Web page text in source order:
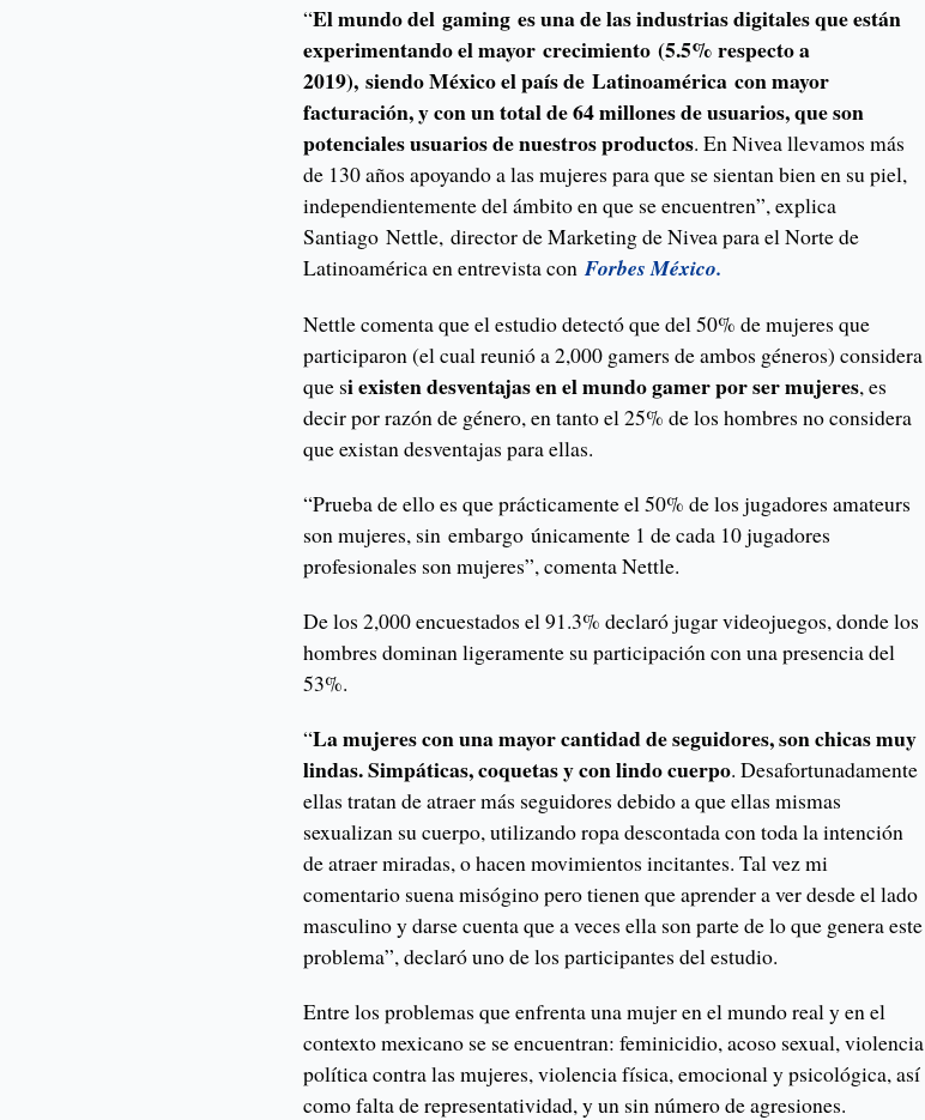
“El mundo del gaming es una de las industrias digitales que están
experimentando el mayor crecimiento (5.5% respecto a
2019), siendo México el país de Latinoamérica con mayor
facturación, y con un total de 64 millones de usuarios, que son
potenciales usuarios de nuestros productos. En Nivea llevamos más
de 130 años apoyando a las mujeres para que se sientan bien en su piel,
independientemente del ámbito en que se encuentren”, explica
Santiago Nettle, director de Marketing de Nivea para el Norte de
Latinoamérica en entrevista con Forbes México.
Nettle comenta que el estudio detectó que del 50% de mujeres que
participaron (el cual reunió a 2,000 gamers de ambos géneros) considera
que si existen desventajas en el mundo gamer por ser mujeres, es
decir por razón de género, en tanto el 25% de los hombres no considera
que existan desventajas para ellas.
“Prueba de ello es que prácticamente el 50% de los jugadores amateurs
son mujeres, sin embargo únicamente 1 de cada 10 jugadores
profesionales son mujeres”, comenta Nettle.
De los 2,000 encuestados el 91.3% declaró jugar videojuegos, donde los
hombres dominan ligeramente su participación con una presencia del
53%.
“La mujeres con una mayor cantidad de seguidores, son chicas muy
lindas. Simpáticas, coquetas y con lindo cuerpo. Desafortunadamente
ellas tratan de atraer más seguidores debido a que ellas mismas
sexualizan su cuerpo, utilizando ropa descontada con toda la intención
de atraer miradas, o hacen movimientos incitantes. Tal vez mi
comentario suena misógino pero tienen que aprender a ver desde el lado
masculino y darse cuenta que a veces ella son parte de lo que genera este
problema”, declaró uno de los participantes del estudio.
Entre los problemas que enfrenta una mujer en el mundo real y en el
contexto mexicano se se encuentran: feminicidio, acoso sexual, violencia
política contra las mujeres, violencia física, emocional y psicológica, así
como falta de representatividad, y un sin número de agresiones.